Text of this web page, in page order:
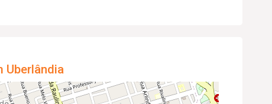
Uberlândia